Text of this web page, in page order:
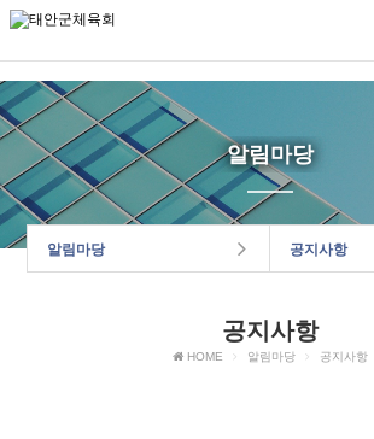
태안군체육회
알림마당
알림마당 공지사항
공지사항
HOME 알림마당 공지사항